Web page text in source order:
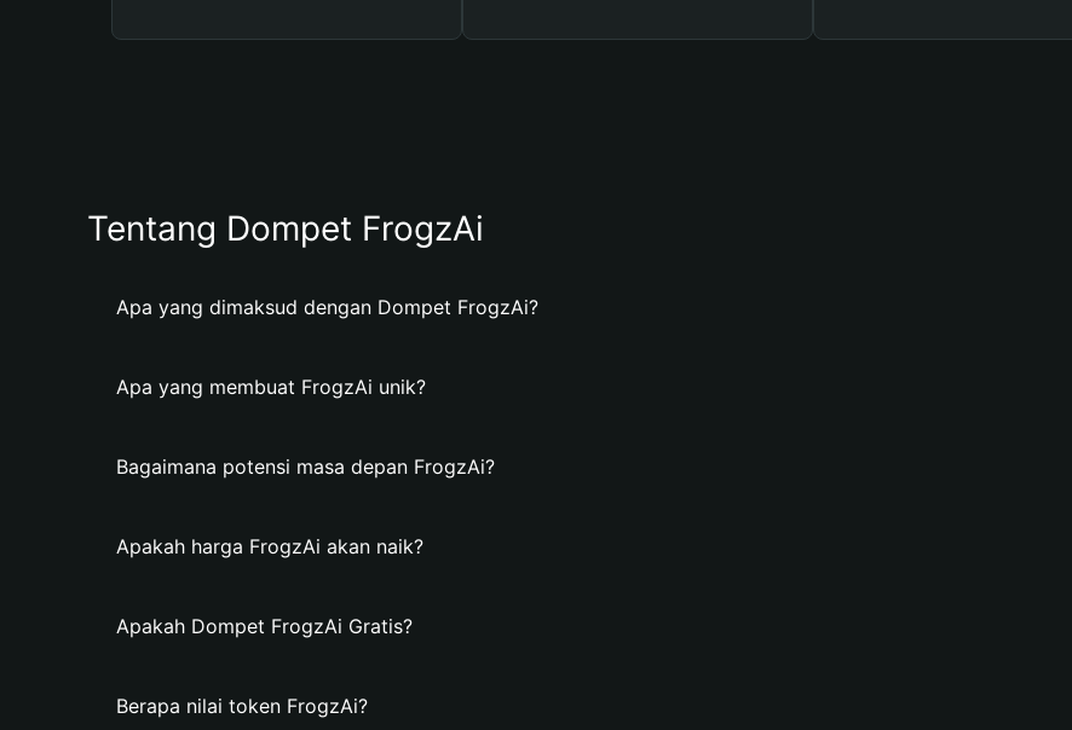
Tentang Dompet FrogzAi
Apa yang dimaksud dengan Dompet FrogzAi?
Apa yang membuat FrogzAi unik?
Bagaimana potensi masa depan FrogzAi?
Apakah harga FrogzAi akan naik?
Apakah Dompet FrogzAi Gratis?
Berapa nilai token FrogzAi?